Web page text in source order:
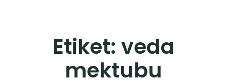
Etiket: veda
mektubu